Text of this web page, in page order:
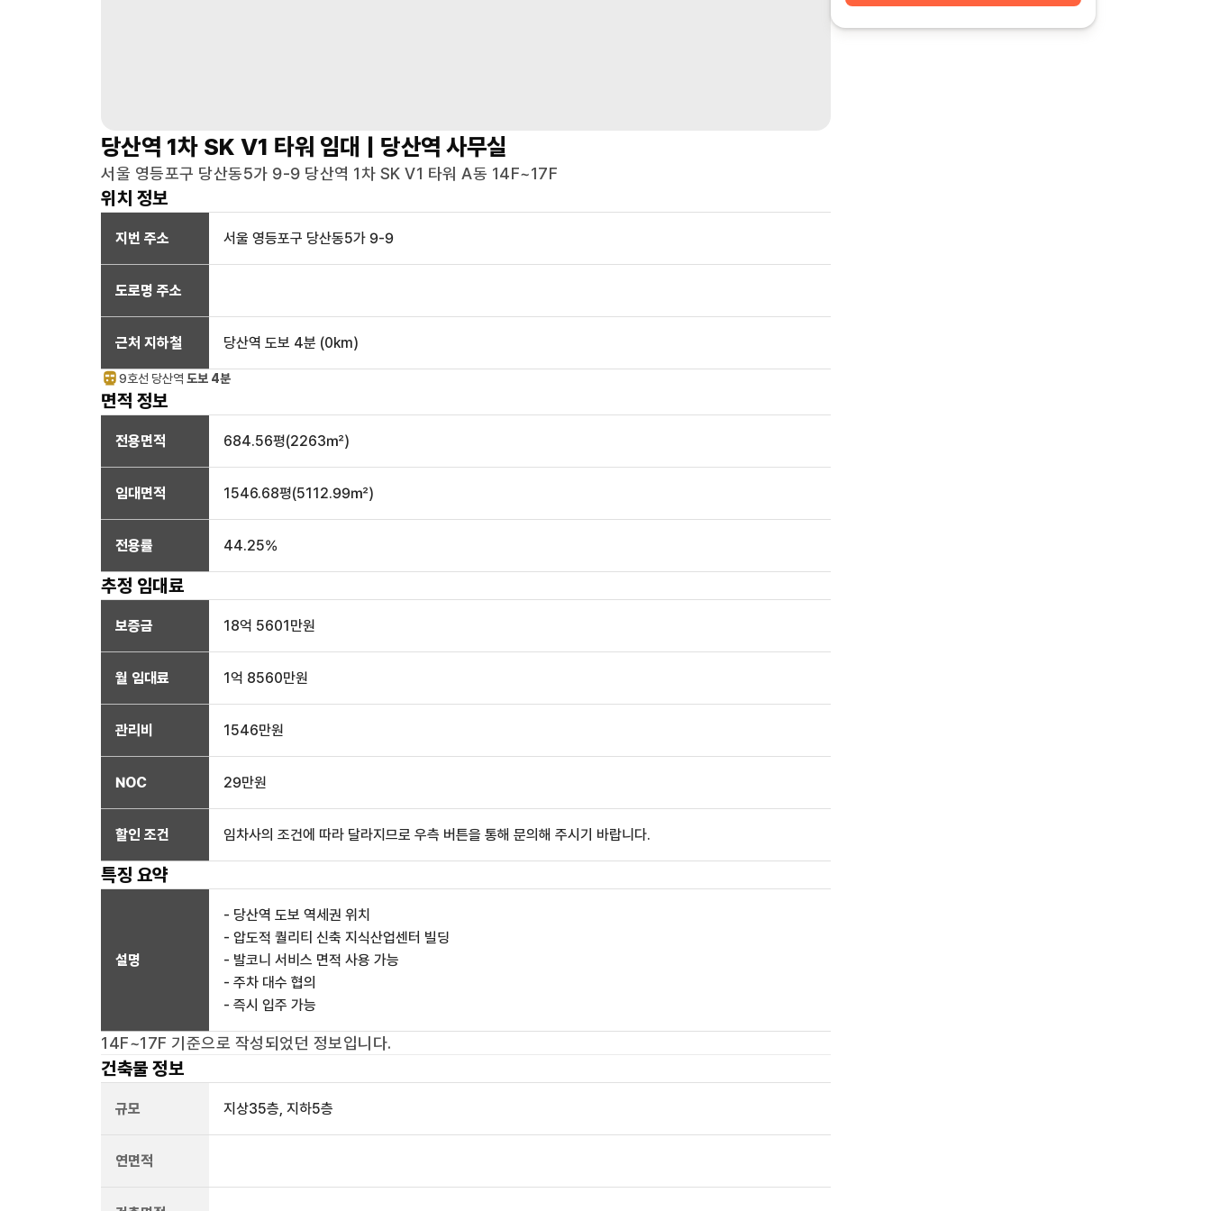
당산역 1차 SK V1 타워 임대 | 당산역 사무실
서울 영등포구 당산동5가 9-9 당산역 1차 SK V1 타워 A동 14F~17F
위치 정보
지번 주소 서울 영등포구 당산동5가 9-9
도로명 주소
근처 지하철 당산역 도보 4분 (0km)
9호선 당산역 도보 4분
면적 정보
전용면적 684.56평(2263㎡)
임대면적 1546.68평(5112.99㎡)
전용률 44.25%
추정 임대료
보증금 18억 5601만원
월 임대료 1억 8560만원
관리비 1546만원
NOC 29만원
할인 조건 임차사의 조건에 따라 달라지므로 우측 버튼을 통해 문의해 주시기 바랍니다.
특징 요약
설명
- 당산역 도보 역세권 위치
- 압도적 퀄리티 신축 지식산업센터 빌딩
- 발코니 서비스 면적 사용 가능
- 주차 대수 협의
- 즉시 입주 가능
14F~17F 기준으로 작성되었던 정보입니다.
건축물 정보
규모 지상35층, 지하5층
연면적